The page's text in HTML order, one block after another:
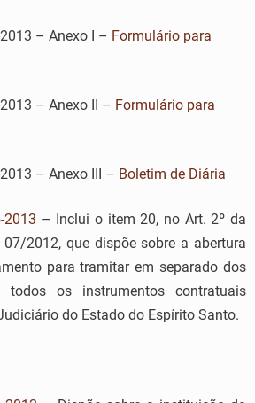
– Anexo I – Formulário para
– Anexo II – Formulário para
– Anexo III – Boletim de Diária
2013 – Inclui o item 20, no Art. 2º da
07/2012, que dispõe sobre a abertura
para tramitar em separado dos
todos os instrumentos contratuais
do Estado do Espírito Santo.